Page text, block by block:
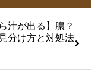
汁が出る】膿？
分け方と対処法